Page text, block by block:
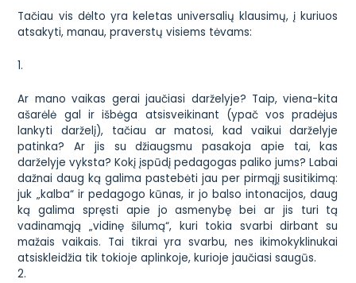
Tačiau vis dėlto yra keletas universalių klausimų, į kuriuos
atsakyti, manau, praverstų visiems tėvams:
1.
Ar mano vaikas gerai jaučiasi darželyje? Taip, viena-kita
ašarėlė gal ir išbėga atsisveikinant (ypač vos pradėjus
lankyti darželį), tačiau ar matosi, kad vaikui darželyje
patinka? Ar jis su džiaugsmu pasakoja apie tai, kas
darželyje vyksta? Kokį įspūdį pedagogas paliko jums? Labai
dažnai daug ką galima pastebėti jau per pirmąjį susitikimą:
juk „kalba“ ir pedagogo kūnas, ir jo balso intonacijos, daug
ką galima spręsti apie jo asmenybę bei ar jis turi tą
vadinamąją „vidinę šilumą“, kuri tokia svarbi dirbant su
mažais vaikais. Tai tikrai yra svarbu, nes ikimokyklinukai
atsiskleidžia tik tokioje aplinkoje, kurioje jaučiasi saugūs.
2.